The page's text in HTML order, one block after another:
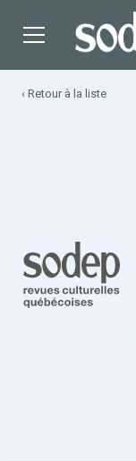
‹ Retour à la liste